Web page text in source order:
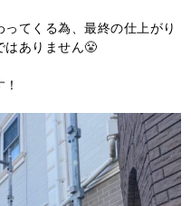
てくる為、最終の仕上がり
はありません😤